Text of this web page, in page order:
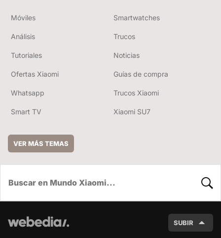
Móviles Smartwatches
Análisis Trucos
Tutoriales Noticias
Ofertas Xiaomi Guías de compra
Whatsapp Trucos Xiaomi
Smart TV Xiaomi SU7
VER MÁS TEMAS
SUBIR